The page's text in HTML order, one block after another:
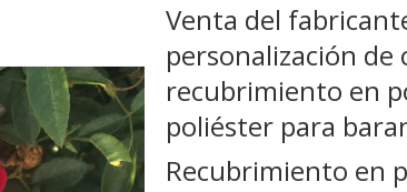
Venta del
personalización de
recubrimiento en
poliéster para
Recubrimiento en